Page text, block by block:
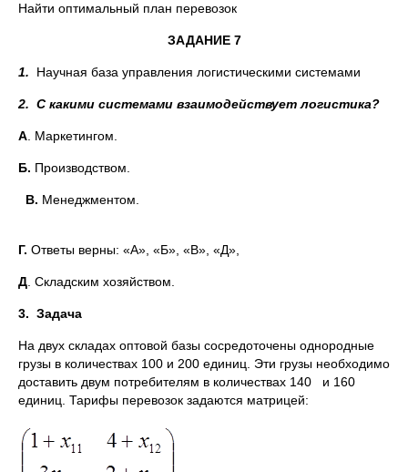
Найти оптимальный план перевозок
ЗАДАНИЕ 7
1. Научная база управления логистическими системами
2. С какими системами взаимодействует логистика?
А . Маркетингом.
Б. Производством.
В. Менеджментом.
Г. Ответы верны: «А», «Б», «В», «Д»,
Д . Складским хозяйством.
3. Задача
На двух складах оптовой базы сосредоточены однородные
грузы в количествах 100 и 200 единиц. Эти грузы необходимо
доставить двум потребителям в количествах 140 и 160
единиц. Тарифы перевозок задаются матрицей: